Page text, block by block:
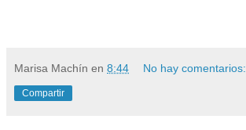
Marisa Machín en 8:44 No hay comentarios:
Compartir